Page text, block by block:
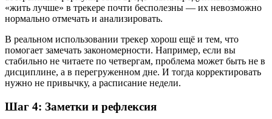
«жить лучше» в трекере почти бесполезны — их невозможно
нормально отмечать и анализировать.
В реальном использовании трекер хорош ещё и тем, что
помогает замечать закономерности. Например, если вы
стабильно не читаете по четвергам, проблема может быть не в
дисциплине, а в перегруженном дне. И тогда корректировать
нужно не привычку, а расписание недели.
Шаг 4: Заметки и рефлексия